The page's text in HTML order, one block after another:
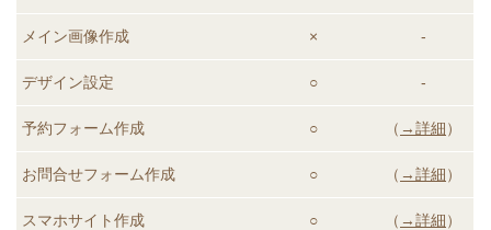
メイン画像作成 × -
デザイン設定 ○ -
予約フォーム作成 ○ （ →詳細）
お問合せフォーム作成 ○ （ →詳細）
スマホサイト作成 ○ （ →詳細）